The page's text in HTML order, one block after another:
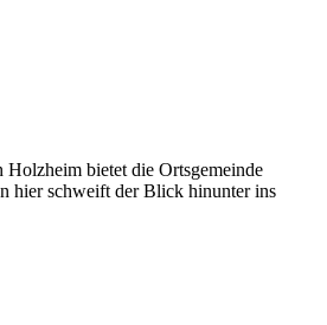
Holzheim bietet die Ortsgemeinde
hier schweift der Blick hinunter ins